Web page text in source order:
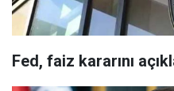
Fed, faiz kararını